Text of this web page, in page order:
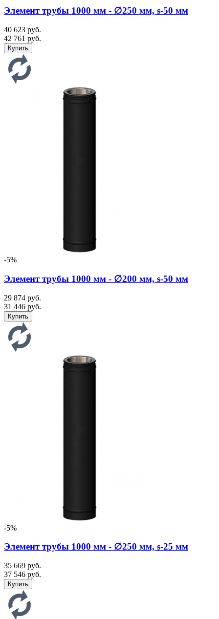
Элемент трубы 1000 мм - ∅250 мм, s-50 мм
40 623 руб.
42 761 руб.
-5%
Элемент трубы 1000 мм - ∅200 мм, s-50 мм
29 874 руб.
31 446 руб.
-5%
Элемент трубы 1000 мм - ∅250 мм, s-25 мм
35 669 руб.
37 546 руб.